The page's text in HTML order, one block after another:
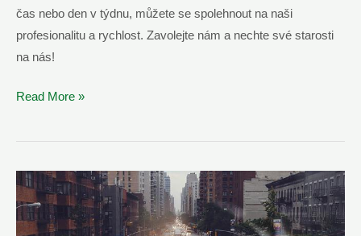
čas nebo den v týdnu, můžete se spolehnout na naši
profesionalitu a rychlost. Zavolejte nám a nechte své starosti
na nás!
Zámečnická
Ústí
Orlicí
–
Volejte
Read More »